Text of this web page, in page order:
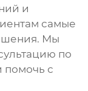
и
самые
Мы
по
помочь с